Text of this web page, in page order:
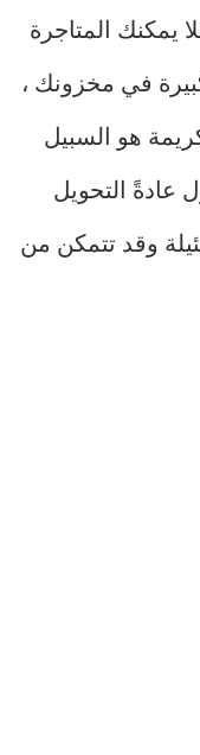
يمكنك المتاجرة
في مخزونك ،
هو السبيل
عادةً التحويل
وقد تتمكن من